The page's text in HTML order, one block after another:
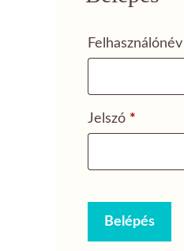
Jelszó *
Belépés